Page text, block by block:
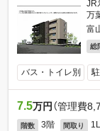
JR
万
富
総
バス・トイレ別
7.5万円 （管理費
階数 3階 間取り